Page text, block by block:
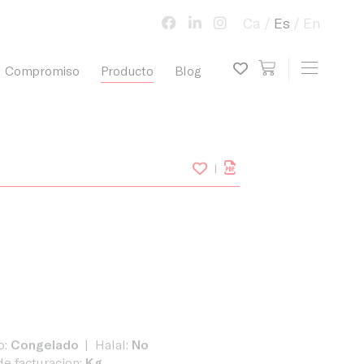
Compromiso Producto Blog view cart
My wish list
Toggle
Ca Es En
Congelado Halal: No